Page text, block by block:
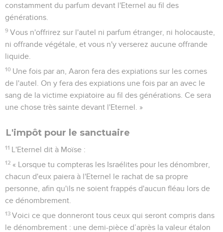
constamment du parfum devant l'Eternel au fil des
générations.
9 Vous n'offrirez sur l'autel ni parfum étranger, ni holocauste,
ni offrande végétale, et vous n'y verserez aucune offrande
liquide.
10 Une fois par an, Aaron fera des expiations sur les cornes
de l'autel. On y fera des expiations une fois par an avec le
sang de la victime expiatoire au fil des générations. Ce sera
une chose très sainte devant l'Eternel. »
L'impôt pour le sanctuaire
11 L'Eternel dit à Moïse :
12 « Lorsque tu compteras les Israélites pour les dénombrer,
chacun d'eux paiera à l'Eternel le rachat de sa propre
personne, afin qu'ils ne soient frappés d'aucun fléau lors de
ce dénombrement.
13 Voici ce que donneront tous ceux qui seront compris dans
le dénombrement : une demi-pièce d’après la valeur étalon